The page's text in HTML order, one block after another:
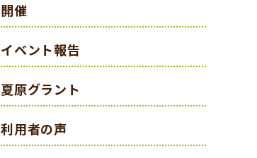
開催
イベント報告
夏原グラント
利用者の声